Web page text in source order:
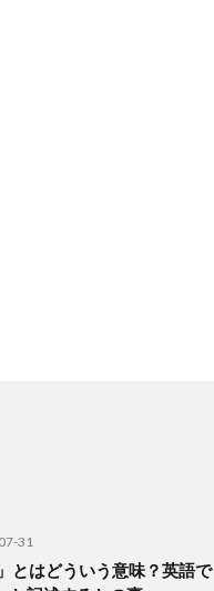
31
とはどういう意味？英語で